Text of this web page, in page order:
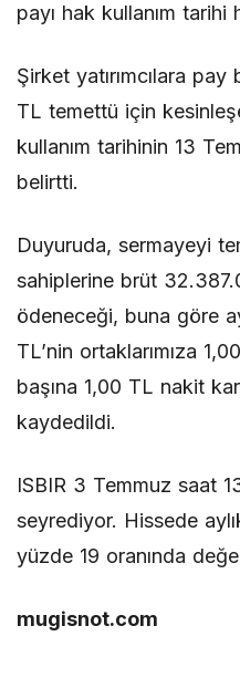
payı hak kullanım tarihi
Şirket yatırımcılara
TL temettü için
kullanım tarihinin 13
belirtti.
Duyuruda, sermayeyi
sahiplerine brüt
ödeneceği, buna göre
TL’nin ortaklarımıza
başına 1,00 TL nakit kar
kaydedildi.
ISBIR 3 Temmuz saat
seyrediyor. Hissede
yüzde 19 oranında
mugisnot.com